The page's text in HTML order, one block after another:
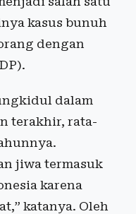
kasus bunuh
dengan
dalam
terakhir, rata-
jiwa termasuk
karena
katanya. Oleh